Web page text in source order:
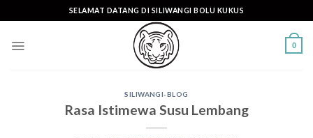
to
SELAMAT DATANG DI SILIWANGI BOLU KUKUS
0
SILIWANGI-BLOG
Rasa Istimewa Susu Lembang